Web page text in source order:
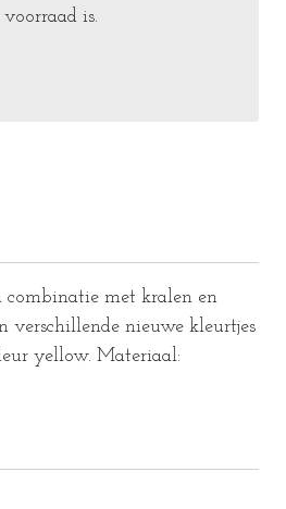
is.
combinatie met kralen en
verschillende nieuwe kleurtjes
yellow. Materiaal: